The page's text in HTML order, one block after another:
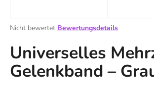
Die
Produktbewertung
ist
0,0
von
Nicht bewertet Bewertungsdetails
Universelles
Gelenkband –
W